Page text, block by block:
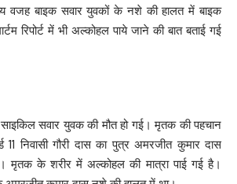
वजह बाइक सवार युवकों के नशे की हालत में बाइक
रिपोर्ट में भी अल्कोहल पाये जाने की बात बताई गई
सवार युवक की मौत हो गई। मृतक की पहचान
11 निवासी गौरी दास का पुत्र अमरजीत कुमार दास
के शरीर में अल्कोहल की मात्रा पाई गई है।